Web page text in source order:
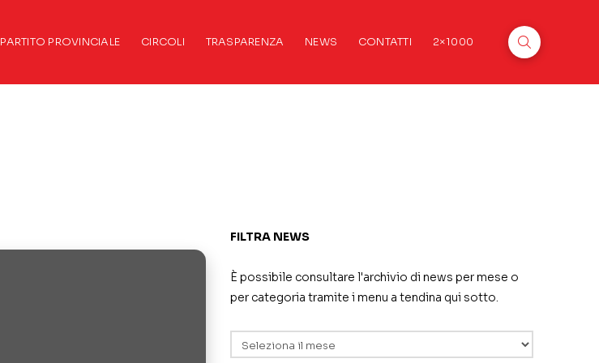
PARTITO PROVINCIALE CIRCOLI TRASPARENZA NEWS CONTATTI 2×1000
FILTRA NEWS
È possibile consultare l'archivio di news per mese o
per categoria tramite i menu a tendina qui sotto.
Archivi